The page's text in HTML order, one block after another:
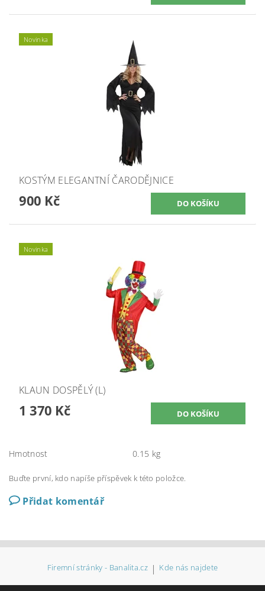
Novinka
KOSTÝM ELEGANTNÍ ČARODĚJNICE
900 Kč
Novinka
KLAUN DOSPĚLÝ (L)
1 370 Kč
Hmotnost 0.15 kg
Buďte první, kdo napíše příspěvek k této položce.
Přidat komentář
Firemní stránky - Banalita.cz | Kde nás najdete